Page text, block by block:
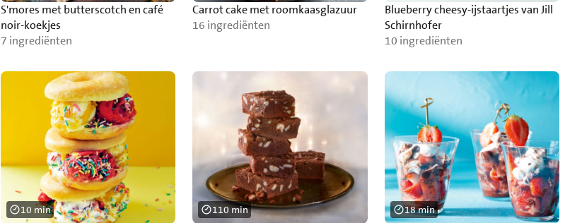
S'mores met butterscotch en café
noir-koekjes
7 ingrediënten
Carrot cake met roomkaasglazuur
16 ingrediënten
Blueberry cheesy-ijstaartjes van Jill
Schirnhofer
10 ingrediënten
10 min 110 min 18 min